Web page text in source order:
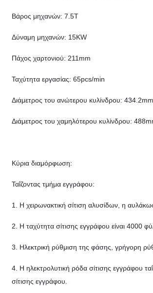
Βάρος μηχανών: 7.5T
Δύναμη μηχανών: 15KW
Πάχος χαρτονιού: 211mm
Ταχύτητα εργασίας: 65pcs/min
Διάμετρος του ανώτερου κυλίνδρου: 434.2mm
Διάμετρος του χαμηλότερου κυλίνδρου:
Κύρια διαμόρφωση:
Ταΐζοντας τμήμα εγγράφου:
1. Η χειρωνακτική σίτιση αλυσίδων, η
2. Η ταχύτητα σίτισης εγγράφου είναι 4000
3. Ηλεκτρική ρύθμιση της φάσης, γρήγορη
4. Η ηλεκτρολυτική ρόδα σίτισης εγγράφου
σίτισης εγγράφου.